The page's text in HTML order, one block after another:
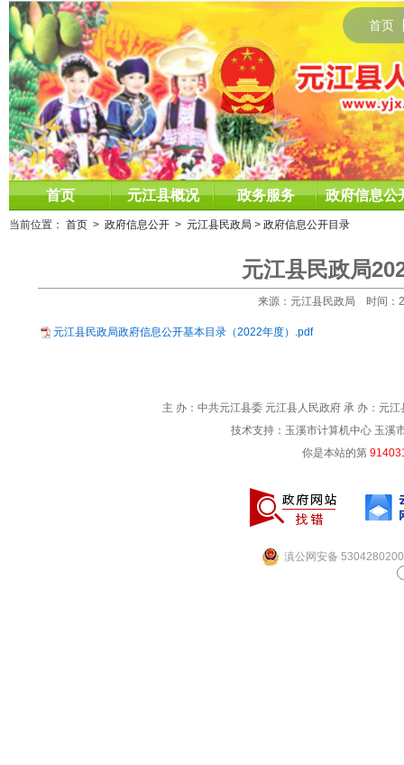
首页
首页 元江县概况 政务服务 政府信息公
当前位置： 首页 > 政府信息公开 > 元江县民政局 > 政府信息公开目录
元江县民政局
来源：元江县民政局 时间：
元江县民政局政府信息公开基本目录（2022年度）.pdf
主 办：中共元江县委 元江县人民政府 承 办：元
技术支持：玉溪市计算机中心 玉溪
你是本站的第
滇公网安备